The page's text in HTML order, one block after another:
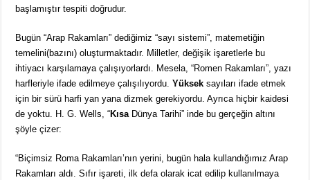
başlamıştır tespiti doğrudur.
Bugün “Arap Rakamları” dediğimiz “sayı sistemi”, matemetiğin
temelini(bazını) oluşturmaktadır. Milletler, değişik işaretlerle bu
ihtiyacı karşılamaya çalışıyorlardı. Mesela, “Romen Rakamları”, yazı
harfleriyle ifade edilmeye çalışılıyordu.Yüksek sayıları ifade etmek
için bir sürü harfi yan yana dizmek gerekiyordu. Ayrıca hiçbir kaidesi
de yoktu. H. G. Wells, “KısaDünya Tarihi” inde bu gerçeğin altını
şöyle çizer:
“Biçimsiz Roma Rakamları’nın yerini, bugün hala kullandığımız Arap
Rakamları aldı. Sıfır işareti, ilk defa olarak icat edilip kullanılmaya